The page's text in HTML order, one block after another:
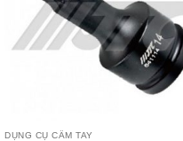
DỤNG CỤ CẦM TAY